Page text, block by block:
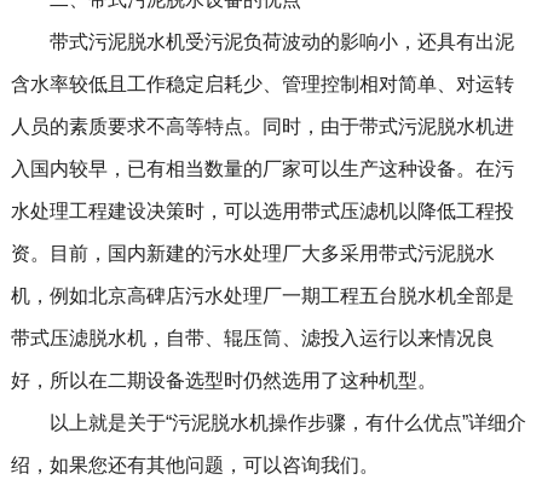
带式污泥脱水机受污泥负荷波动的影响小，还具有出泥
含水率较低且工作稳定启耗少、管理控制相对简单、对运转
人员的素质要求不高等特点。同时，由于带式污泥脱水机进
入国内较早，已有相当数量的厂家可以生产这种设备。在污
水处理工程建设决策时，可以选用带式压滤机以降低工程投
资。目前，国内新建的污水处理厂大多采用带式污泥脱水
机，例如北京高碑店污水处理厂一期工程五台脱水机全部是
带式压滤脱水机，自带、辊压筒、滤投入运行以来情况良
好，所以在二期设备选型时仍然选用了这种机型。
以上就是关于“污泥脱水机操作步骤，有什么优点”详细介
绍，如果您还有其他问题，可以咨询我们。